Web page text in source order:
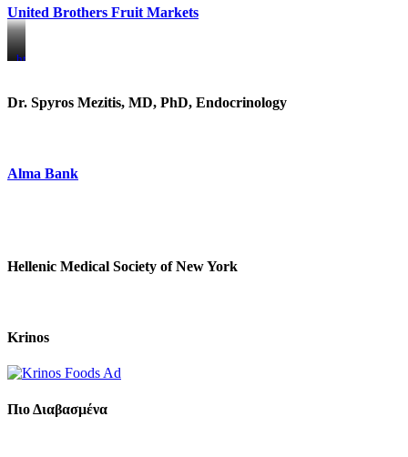
United Brothers Fruit Markets
https://www.unitedbrothersfruitmarkets.com/
https://www.unitedbrothersfruitmarkets.com/
Dr. Spyros Mezitis, MD, PhD, Endocrinology
Alma Bank
Hellenic Medical Society of New York
Krinos
Πιο Διαβασμένα